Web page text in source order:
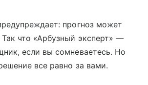
прогноз может
что «Арбузный эксперт» —
если вы сомневаетесь. Но
все равно за вами.